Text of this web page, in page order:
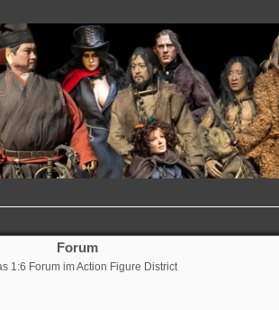
Forum
1:6 Forum im Action Figure District